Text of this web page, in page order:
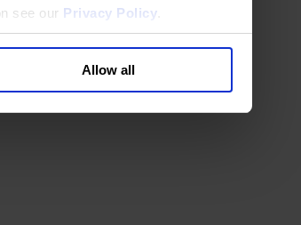
see our Privacy Policy
Allow all